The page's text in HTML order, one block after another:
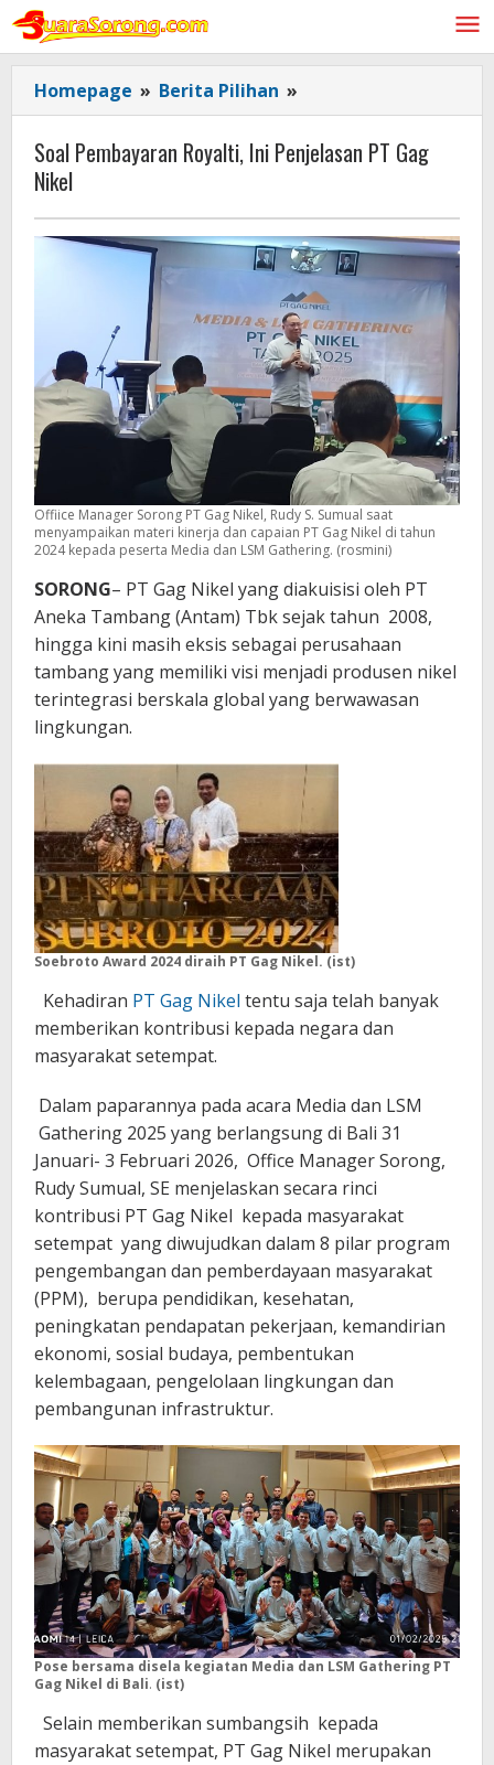
Lewati
konten
Homepage » Berita Pilihan »
Pembayaran
Royalti,
Ini
PT
Gag
Nikel
Soal Pembayaran Royalti, Ini Penjelasan PT Gag
Nikel
Offiice Manager Sorong PT Gag Nikel, Rudy S. Sumual saat
menyampaikan materi kinerja dan capaian PT Gag Nikel di tahun
2024 kepada peserta Media dan LSM Gathering. (rosmini)
SORONG– PT Gag Nikel yang diakuisisi oleh PT
Aneka Tambang (Antam) Tbk sejak tahun 2008,
hingga kini masih eksis sebagai perusahaan
tambang yang memiliki visi menjadi produsen nikel
terintegrasi berskala global yang berwawasan
lingkungan.
Soebroto Award 2024 diraih PT Gag Nikel. (ist)
Kehadiran PT Gag Nikel tentu saja telah banyak
memberikan kontribusi kepada negara dan
masyarakat setempat.
Dalam paparannya pada acara Media dan LSM
Gathering 2025 yang berlangsung di Bali 31
Januari- 3 Februari 2026, Office Manager Sorong,
Rudy Sumual, SE menjelaskan secara rinci
kontribusi PT Gag Nikel kepada masyarakat
setempat yang diwujudkan dalam 8 pilar program
pengembangan dan pemberdayaan masyarakat
(PPM), berupa pendidikan, kesehatan,
peningkatan pendapatan pekerjaan, kemandirian
ekonomi, sosial budaya, pembentukan
kelembagaan, pengelolaan lingkungan dan
pembangunan infrastruktur.
Pose bersama disela kegiatan Media dan LSM Gathering PT
Gag Nikel di Bali. (ist)
Selain memberikan sumbangsih kepada
masyarakat setempat, PT Gag Nikel merupakan